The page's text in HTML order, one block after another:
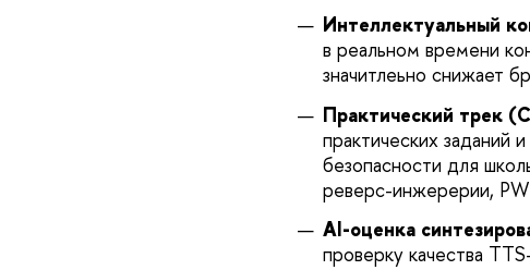
Интеллектуальный
в реальном времени
значитлеьно снижает
Практический трек
практических
безопасности для
реверс-инжерерии,
AI-оценка
проверку качества